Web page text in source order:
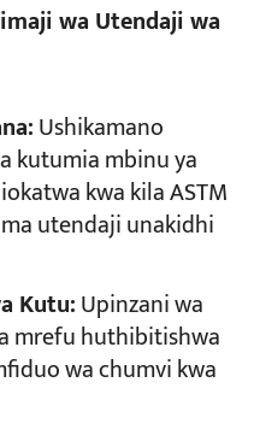
wa Utendaji wa
Ushikamano
kutumia mbinu ya
kwa kila ASTM
utendaji unakidhi
Kutu:Upinzani wa
mrefu huthibitishwa
wa chumvi kwa